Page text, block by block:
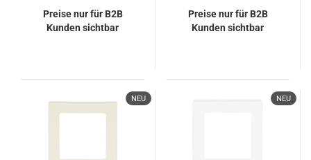
Preise nur für B2B
Kunden sichtbar
Preise nur für B2B
Kunden sichtbar
NEU NEU